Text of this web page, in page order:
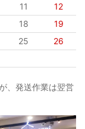
11
12
18
19
25
26
、発送作業は翌営